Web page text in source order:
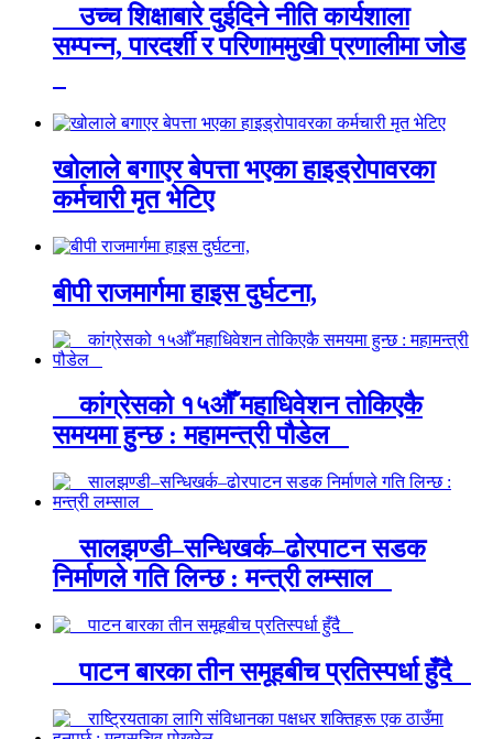
उच्च शिक्षाबारे दुईदिने नीति कार्यशाला
सम्पन्न, पारदर्शी र परिणाममुखी प्रणालीमा जोड
खोलाले बगाएर बेपत्ता भएका हाइड्रोपावरका
कर्मचारी मृत भेटिए
बीपी राजमार्गमा हाइस दुर्घटना,
कांग्रेसको १५औँ महाधिवेशन तोकिएकै
समयमा हुन्छ : महामन्त्री पौडेल
सालझण्डी–सन्धिखर्क–ढोरपाटन सडक
निर्माणले गति लिन्छ : मन्त्री लम्साल
पाटन बारका तीन समूहबीच प्रतिस्पर्धा हुँदै